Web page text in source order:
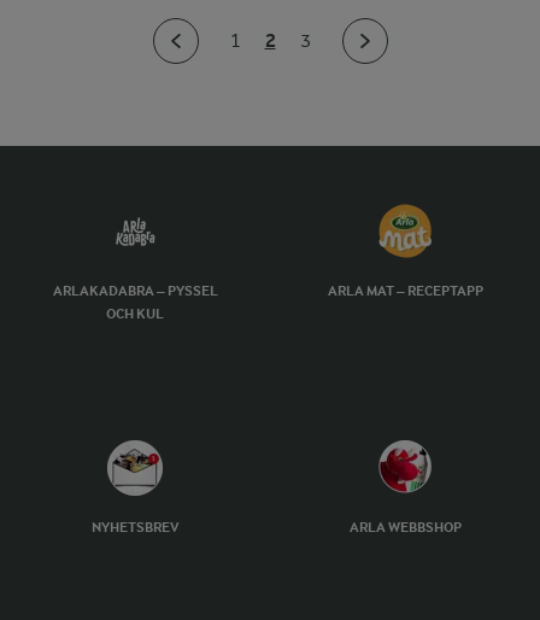
1 2 3
ARLAKADABRA – PYSSEL
OCH KUL
ARLA MAT – RECEPTAPP
NYHETSBREV ARLA WEBBSHOP